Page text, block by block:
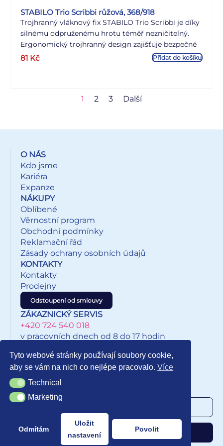
STABILO Trio Scribbi růžová, 368/918
Trojhranný vláknový fix STABILO Trio Scribbi je díky
silnému odpruženému hrotu téměř nezničitelný.
Ergonomický trojhranný design zajišťuje bezpečné
držení v dětských rukou při malování. Intenzivní
81 Kč Přidat do košíku
1 2 3 Další
O NÁS
Kdo jsme
Kariéra
Expanze
NÁKUPY
Oblíbené
Věrnostní program
Obchodní podmínky
Reklamační řád
Zásady ochrany osobních údajů
KONTAKTY
Kontakty
Prodejny
Odstoupení od smlouvy
ZÁKAZNICKÝ SERVIS
+420 724 540 018
v pracovních dnech od 8 do 17 hodin
NEWSLETTER
Tyto webové stránky používají soubory cookie,
aby se vám na nich co nejlépe pracovalo.Více
TechnicalTechnical
MarketingMarketing
Odmítám
Uložit
nastavení
Povolit